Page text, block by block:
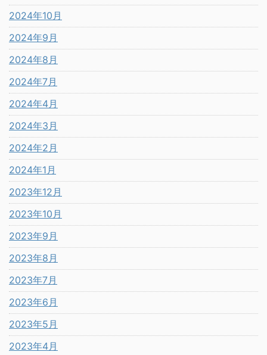
2024年10月
2024年9月
2024年8月
2024年7月
2024年4月
2024年3月
2024年2月
2024年1月
2023年12月
2023年10月
2023年9月
2023年8月
2023年7月
2023年6月
2023年5月
2023年4月